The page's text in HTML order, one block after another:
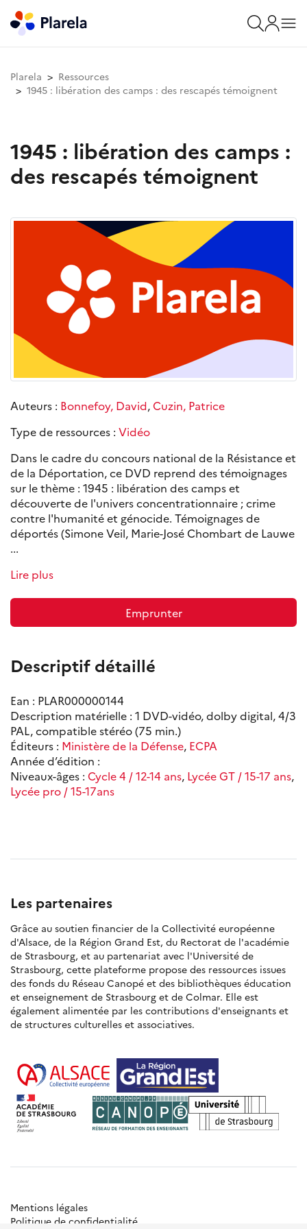
Plarela
Ressources
1945 : libération des camps : des rescapés témoignent
1945 : libération des camps :
des rescapés témoignent
Auteurs : Bonnefoy, David,Cuzin, Patrice
Type de ressources : Vidéo
Dans le cadre du concours national de la Résistance et
de la Déportation, ce DVD reprend des témoignages
sur le thème : 1945 : libération des camps et
découverte de l'univers concentrationnaire ; crime
contre l'humanité et génocide. Témoignages de
déportés (Simone Veil, Marie-José Chombart de Lauwe
...
Lire plus
Emprunter
Descriptif détaillé
Ean : PLAR000000144
Description matérielle : 1 DVD-vidéo, dolby digital, 4/3
PAL, compatible stéréo (75 min.)
Éditeurs : Ministère de la Défense, ECPA
Année d’édition :
Niveaux-âges : Cycle 4 / 12-14 ans, Lycée GT / 15-17 ans,
Lycée pro / 15-17ans
Les partenaires
Grâce au soutien financier de la Collectivité européenne
d'Alsace, de la Région Grand Est, du Rectorat de l'académie
de Strasbourg, et au partenariat avec l'Université de
Strasbourg, cette plateforme propose des ressources issues
des fonds du Réseau Canopé et des bibliothèques éducation
et enseignement de Strasbourg et de Colmar. Elle est
également alimentée par les contributions d'enseignants et
de structures culturelles et associatives.
Mentions légales
Politique de confidentialité